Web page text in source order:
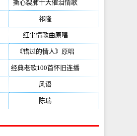
撕心裂肺十大催泪情歌
祁隆
红尘情歌曲原唱
《错过的情人》原唱
经典老歌100首怀旧连播
风语
陈瑞